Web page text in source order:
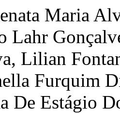
Maria
Lahr
Lilian
Furquim
De Estágio